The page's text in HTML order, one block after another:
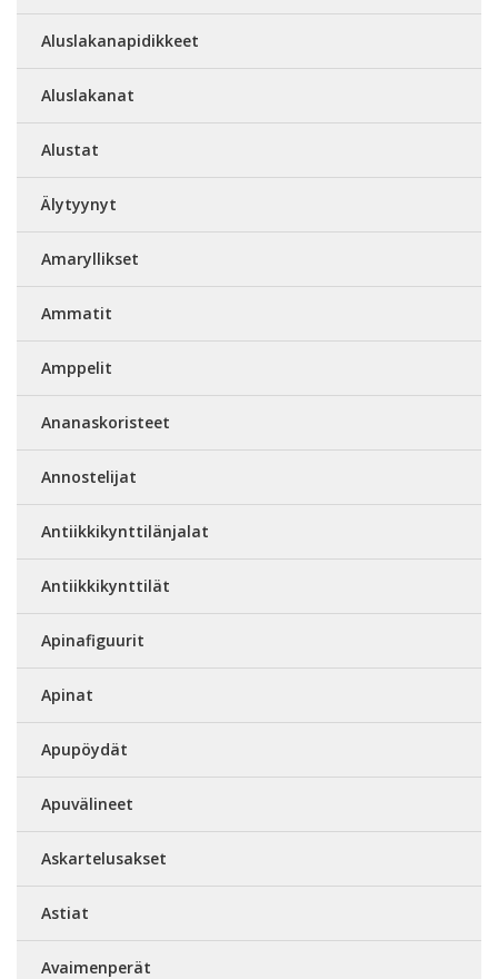
Aluslakanapidikkeet
Aluslakanat
Alustat
Älytyynyt
Amaryllikset
Ammatit
Amppelit
Ananaskoristeet
Annostelijat
Antiikkikynttilänjalat
Antiikkikynttilät
Apinafiguurit
Apinat
Apupöydät
Apuvälineet
Askartelusakset
Astiat
Avaimenperät